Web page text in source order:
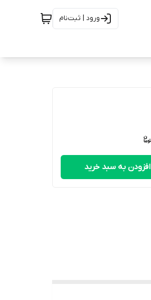
ورود | ثبت‌نام
افزودن به سبد خرید